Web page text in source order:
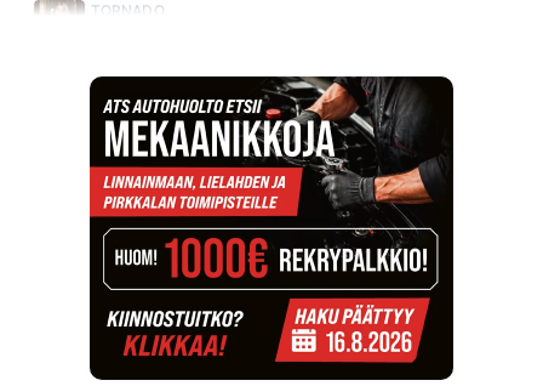
TORNADO
FREEMAN
02.29
HETKEKSI
YOUNGHEARTED
02.25
RAKKAUDEN RIKOLLINEN
PASI VAINIONPERÄ
02.22
PISTOKEIKKA KALAJOELLE
ARTTU WISKARI
02.17
BABE
TAKE THAT
KAIKKI MIHIN OOT TOTTUNUT